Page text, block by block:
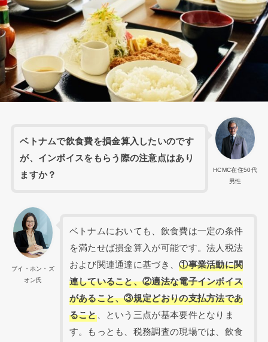
HCMC在住50代
男性
ベトナムで飲食費を損金算入したいのです
が、インボイスをもらう際の注意点はあり
ますか？
ブイ・ホン・ズ
オン氏
ベトナムにおいても、飲食費は一定の条件
を満たせば損金算入が可能です。法人税法
および関連通達に基づき、①事業活動に関
連していること、②適法な電子インボイス
があること、③規定どおりの支払方法であ
ること、という三点が基本要件となりま
す。もっとも、税務調査の現場では、飲食